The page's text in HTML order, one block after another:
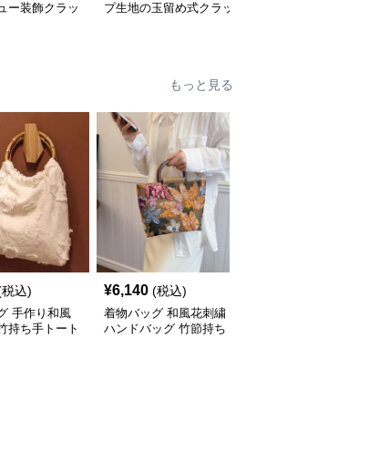
ー装飾クラッ
プ生地の玉留め式クラッ
もっと見る
込)
手作り和風
持ち手トート
¥6,140 (税込)
着物バッグ 和風花刺繍
ハンドバッグ 竹節持ち